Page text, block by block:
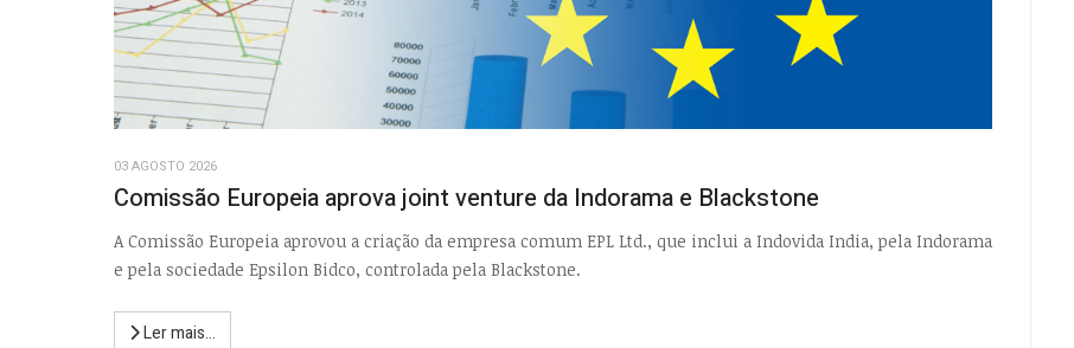
03 AGOSTO 2026
Comissão Europeia aprova joint venture da Indorama e Blackstone
A Comissão Europeia aprovou a criação da empresa comum EPL Ltd., que inclui a Indovida India, pela Indorama
e pela sociedade Epsilon Bidco, controlada pela Blackstone.
Ler mais...